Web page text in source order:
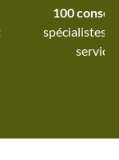
ougandais sont
très accueillants.
prévues par Terres
100
spécialistes
service